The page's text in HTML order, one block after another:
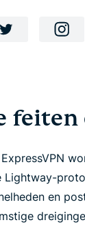
feiten
Lightway-
en